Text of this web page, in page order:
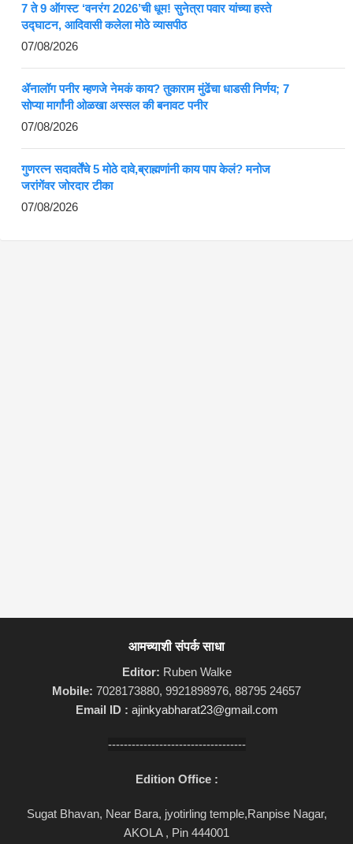
7 ते 9 ऑगस्ट ‘वनरंग 2026’ची धूम! सुनेत्रा पवार यांच्या हस्ते
उद्घाटन, आदिवासी कलेला मोठे व्यासपीठ
07/08/2026
ॲनालॉग पनीर म्हणजे नेमकं काय? तुकाराम मुंढेंचा धाडसी निर्णय; 7
सोप्या मार्गांनी ओळखा अस्सल की बनावट पनीर
07/08/2026
गुणरत्न सदावर्तेंचे 5 मोठे दावे,ब्राह्मणांनी काय पाप केलं? मनोज
जरांगेंवर जोरदार टीका
07/08/2026
आमच्याशी संपर्क साधा
Editor: Ruben Walke
Mobile: 7028173880, 9921898976, 88795 24657
Email ID : ajinkyabharat23@gmail.com
-----------------------------------
Edition Office :
Sugat Bhavan, Near Bara, jyotirling temple,Ranpise Nagar,
AKOLA , Pin 444001